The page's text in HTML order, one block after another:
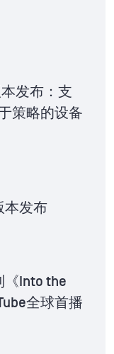
发布：支
策略的设备
本发布
《Into the
全球首播